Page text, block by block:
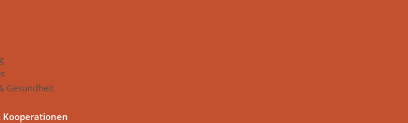
Gesundheit
Kooperationen